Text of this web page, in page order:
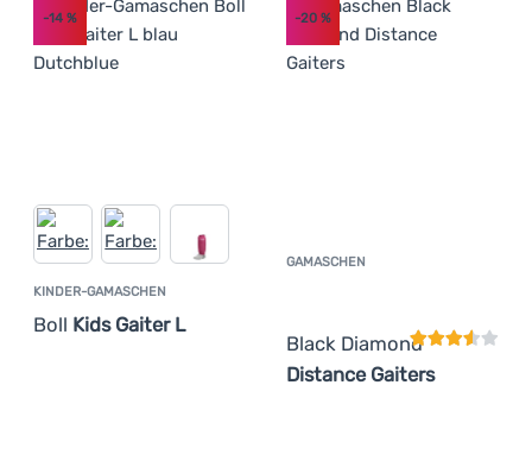
KINDER-GAMASCHEN
Boll Kids Gaiter L
-14 %
GAMASCHEN
Black Diamond
Distance Gaiters
-20%